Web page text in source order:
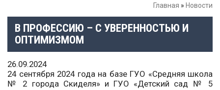
Главная » Новости
В ПРОФЕССИЮ – С УВЕРЕННОСТЬЮ И
ОПТИМИЗМОМ
26.09.2024
24 сентября 2024 года на базе ГУО «Средняя школа
№ 2 города Скиделя» и ГУО «Детский сад № 5